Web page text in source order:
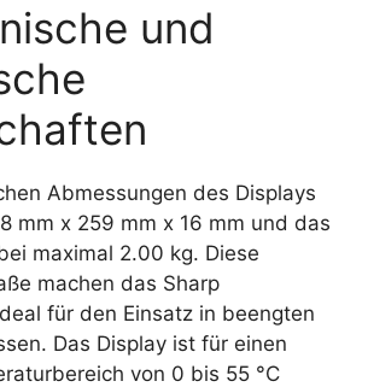
und
Abmessungen des Displays
mm x 259 mm x 16 mm und das
maximal 2.00 kg. Diese
machen das Sharp
für den Einsatz in beengten
Das Display ist für einen
von 0 bis 55 °C